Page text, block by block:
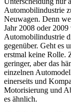
Automobilindustrie
Neuwagen. Denn
Jahr 2008 oder
Automobilindustrie
gegenüber. Geht es
erstmal keine Rolle.
geringer, aber das
einzelnen
einerseits und
Motorisierung und
es ähnlich.